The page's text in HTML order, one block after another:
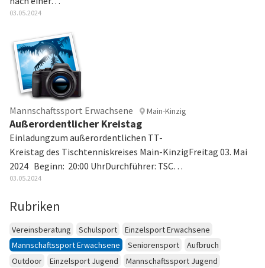
03.05.2024
Mannschaftssport Erwachsene Main-Kinzig
Außerordentlicher Kreistag
Einladungzum außerordentlichen TT-
Kreistag des Tischtenniskreises Main-KinzigFreitag 03. Mai
2024 Beginn: 20:00 UhrDurchführer: TSC…
03.05.2024
Rubriken
Vereinsberatung Schulsport
Einzelsport Erwachsene
Mannschaftssport Erwachsene
Seniorensport
Aufbruch
Outdoor
Einzelsport Jugend
Mannschaftssport Jugend